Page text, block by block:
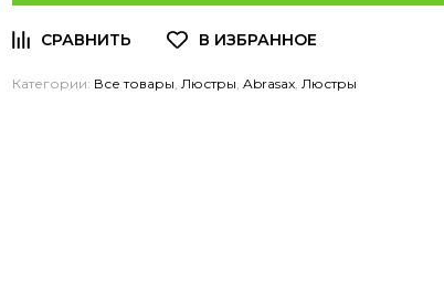
Категории: Все товары Люстры Abrasax Люстры